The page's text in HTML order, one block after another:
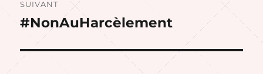
SUIVANT
Publication
#NonAuHarcèlement